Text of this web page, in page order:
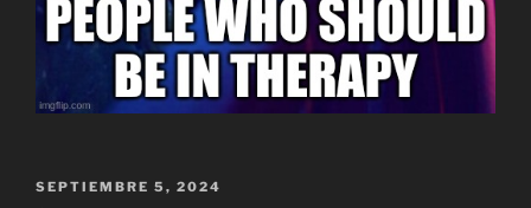
PUBLICADO
SEPTIEMBRE 5, 2024